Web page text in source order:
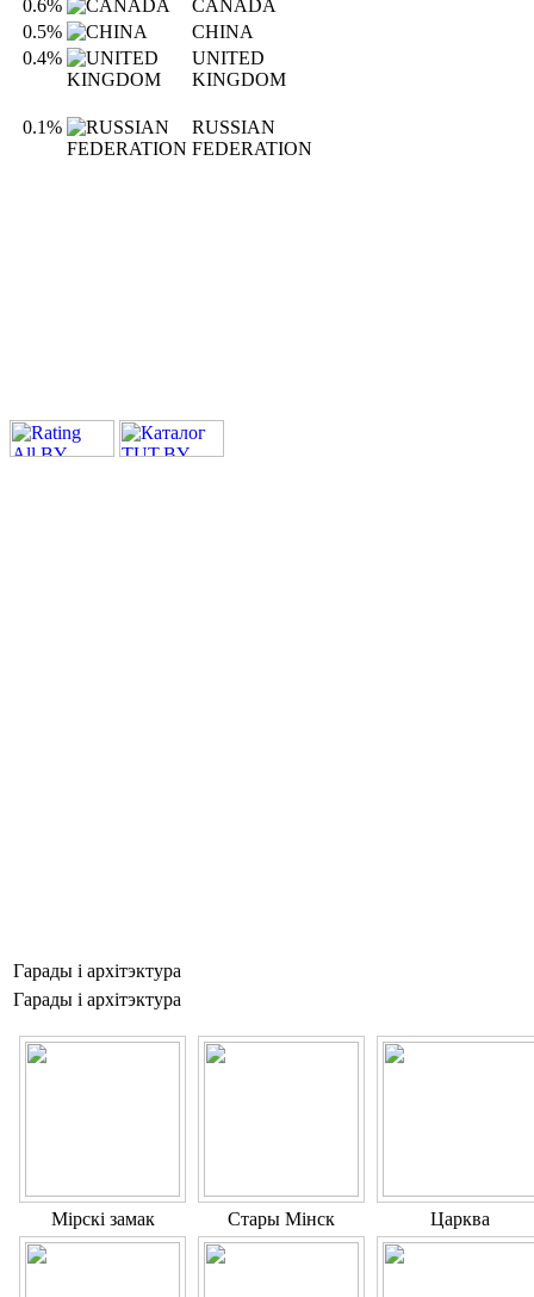
0.6%
CANADA
0.5%
CHINA
0.4%
UNITED
KINGDOM
0.1%
RUSSIAN
FEDERATION
Гарады і архітэктура
Гарады і архітэктура
Мірскі замак Стары Мінск Царква